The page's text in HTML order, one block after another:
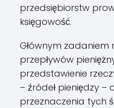
przedsiębiorstw
księgowość.
Głównym zadaniem
przepływów
przedstawienie
– źródeł pieniędzy –
przeznaczenia tych